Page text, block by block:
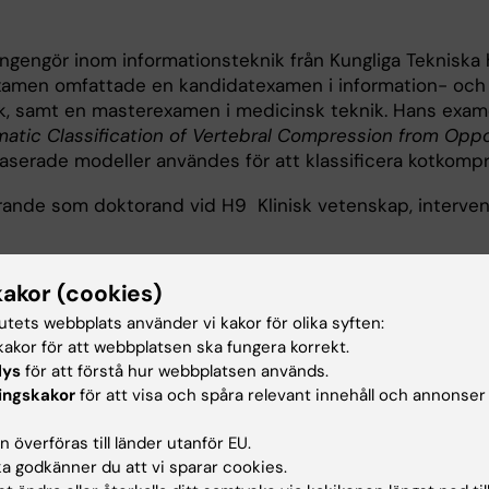
inom informationsteknik från Kungliga Tekniska
omfattade en kandidatexamen i information- och
samt en masterexamen i medicinsk teknik. Hans
Classification of Vertebral Compression from
modeller användes för att klassificera
som doktorand vid H9 Klinisk vetenskap,
Inom det medicinteknik har han ett specifikt
och hur datorbaserad diagnostik kan förbättras
(cookies)
webbplats använder vi kakor för olika syften:
för att webbplatsen ska fungera korrekt.
för att förstå hur webbplatsen används.
för att visa och spåra relevant innehåll och
överföras till länder utanför EU.
godkänner du att vi sparar cookies.